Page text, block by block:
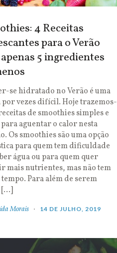
4 Receitas
para o Verão
5 ingredientes
se hidratado no Verão é uma
vezes difícil. Hoje trazemos-
de smoothies simples e
aguentar o calor nesta
Os smoothies são uma opção
para quem tem dificuldade
água ou para quem quer
mais nutrientes, mas não tem
Para além de serem
[…]
Morais 14 DE JULHO, 2019